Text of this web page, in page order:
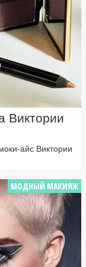
Виктории
айс Виктории
МОДНЫЙ МАКИЯЖ